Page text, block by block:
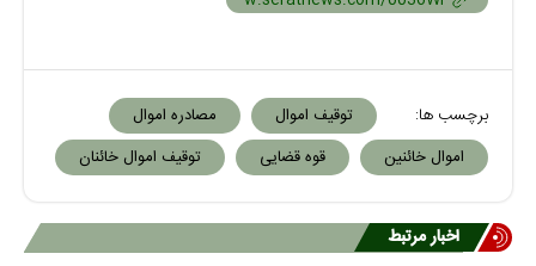
برچسب ها: توقیف اموال
مصادره اموال
اموال خائنین
قوه قضایی توقیف اموال خائنان
اخبار مرتبط